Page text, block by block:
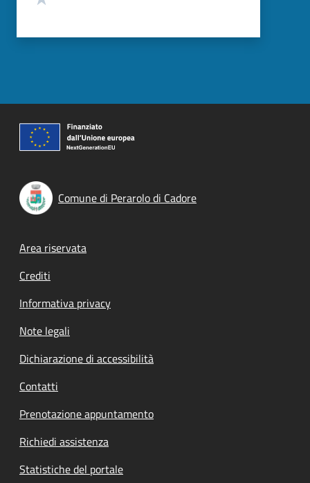
Comune di Perarolo di Cadore
Footer menu
Area riservata
Crediti
Informativa privacy
Note legali
Dichiarazione di accessibilità
Contatti
Prenotazione appuntamento
Richiedi assistenza
Statistiche del portale